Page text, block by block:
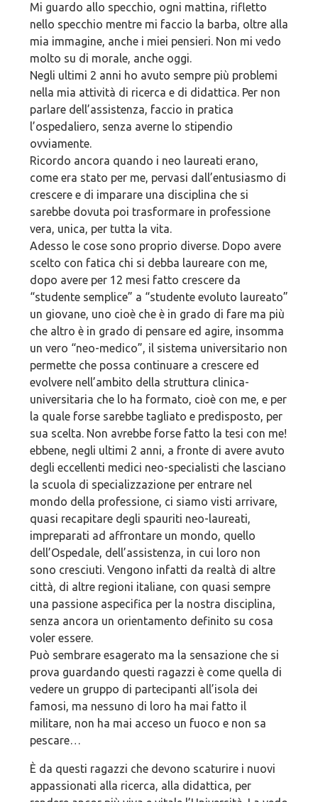
Mi guardo allo specchio, ogni mattina, rifletto
nello specchio mentre mi faccio la barba, oltre alla
mia immagine, anche i miei pensieri. Non mi vedo
molto su di morale, anche oggi.
Negli ultimi 2 anni ho avuto sempre più problemi
nella mia attività di ricerca e di didattica. Per non
parlare dell’assistenza, faccio in pratica
l’ospedaliero, senza averne lo stipendio
ovviamente.
Ricordo ancora quando i neo laureati erano,
come era stato per me, pervasi dall’entusiasmo di
crescere e di imparare una disciplina che si
sarebbe dovuta poi trasformare in professione
vera, unica, per tutta la vita.
Adesso le cose sono proprio diverse. Dopo avere
scelto con fatica chi si debba laureare con me,
dopo avere per 12 mesi fatto crescere da
“studente semplice” a “studente evoluto laureato”
un giovane, uno cioè che è in grado di fare ma più
che altro è in grado di pensare ed agire, insomma
un vero “neo-medico”, il sistema universitario non
permette che possa continuare a crescere ed
evolvere nell’ambito della struttura clinica-
universitaria che lo ha formato, cioè con me, e per
la quale forse sarebbe tagliato e predisposto, per
sua scelta. Non avrebbe forse fatto la tesi con me!
ebbene, negli ultimi 2 anni, a fronte di avere avuto
degli eccellenti medici neo-specialisti che lasciano
la scuola di specializzazione per entrare nel
mondo della professione, ci siamo visti arrivare,
quasi recapitare degli spauriti neo-laureati,
impreparati ad affrontare un mondo, quello
dell’Ospedale, dell’assistenza, in cui loro non
sono cresciuti. Vengono infatti da realtà di altre
città, di altre regioni italiane, con quasi sempre
una passione aspecifica per la nostra disciplina,
senza ancora un orientamento definito su cosa
voler essere.
Può sembrare esagerato ma la sensazione che si
prova guardando questi ragazzi è come quella di
vedere un gruppo di partecipanti all’isola dei
famosi, ma nessuno di loro ha mai fatto il
militare, non ha mai acceso un fuoco e non sa
pescare…
È da questi ragazzi che devono scaturire i nuovi
appassionati alla ricerca, alla didattica, per